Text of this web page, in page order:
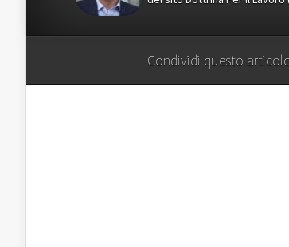
Condividi questo